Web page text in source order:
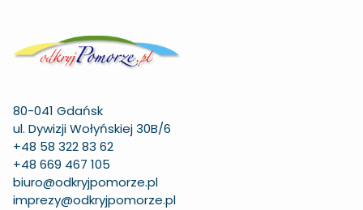
80-041 Gdańsk
ul. Dywizji Wołyńskiej 30B/6
+48 58 322 83 62
+48 669 467 105
biuro@odkryjpomorze.pl
imprezy@odkryjpomorze.pl